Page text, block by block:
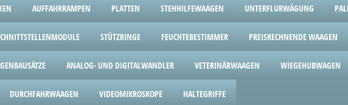
AUFFAHRRAMPEN PLATTEN STEHHILFEWAAGEN UNTERFLURWÄGUNG
STÜTZRINGE FEUCHTEBESTIMMER PREISRECHNENDE WAAGEN
ANALOG- UND DIGITALWANDLER VETERINÄRWAAGEN WIEGEHUBWAGEN
DURCHFAHRWAAGEN VIDEOMIKROSKOPE HALTEGRIFFE